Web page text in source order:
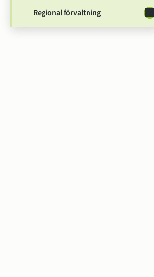
Regional förvaltning